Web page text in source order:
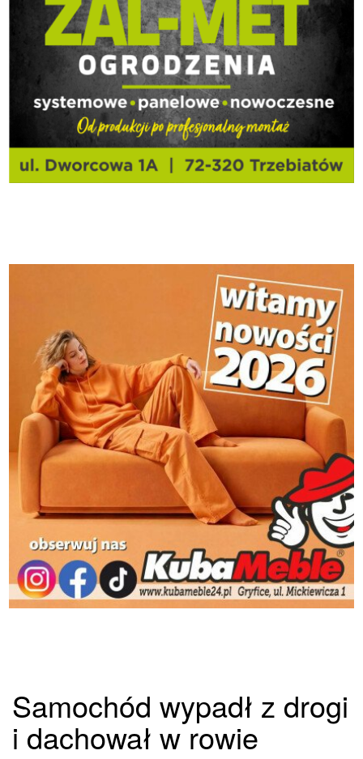
Samochód wypadł z drogi
i dachował w rowie